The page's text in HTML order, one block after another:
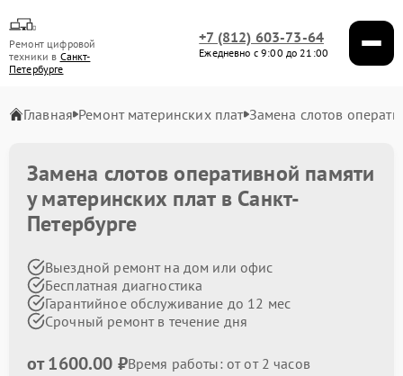
Ремонт цифровой
техники в Санкт-
Петербурге
+7 (812) 603-73-64
Ежедневно с 9:00 до 21:00
Главная Ремонт материнских плат Замена слотов
Замена слотов оперативной памяти
у материнских плат в Санкт-
Петербурге
Выездной ремонт на дом или офис
Бесплатная диагностика
Гарантийное обслуживание до 12 мес
Срочный ремонт в течение дня
от 1600.00 ₽Время работы: от от 2 часов